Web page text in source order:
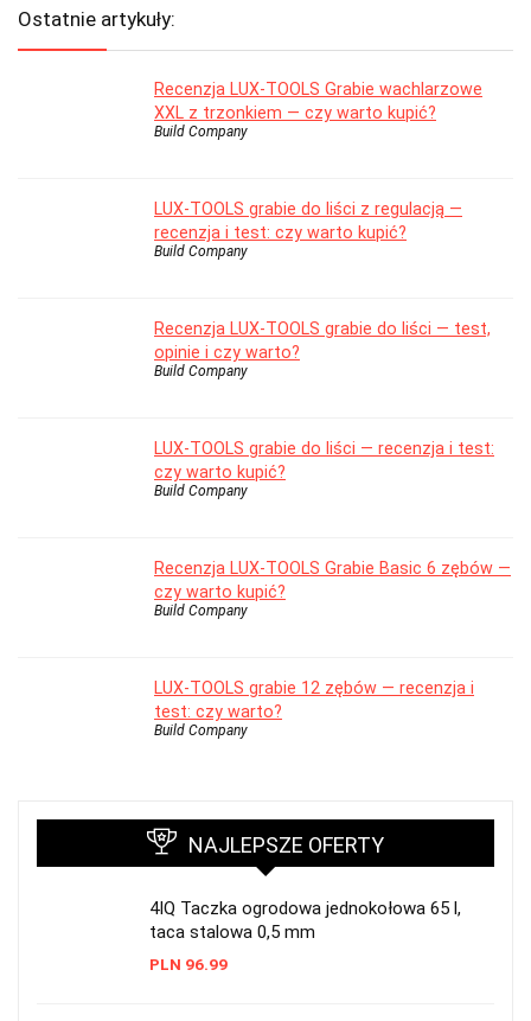
Ostatnie artykuły:
Recenzja LUX-TOOLS Grabie wachlarzowe
XXL z trzonkiem — czy warto kupić?
Build Company
LUX-TOOLS grabie do liści z regulacją —
recenzja i test: czy warto kupić?
Build Company
Recenzja LUX-TOOLS grabie do liści — test,
opinie i czy warto?
Build Company
LUX-TOOLS grabie do liści — recenzja i test:
czy warto kupić?
Build Company
Recenzja LUX-TOOLS Grabie Basic 6 zębów —
czy warto kupić?
Build Company
LUX-TOOLS grabie 12 zębów — recenzja i
test: czy warto?
Build Company
NAJLEPSZE OFERTY
4IQ Taczka ogrodowa jednokołowa 65 l,
taca stalowa 0,5 mm
PLN 96.99